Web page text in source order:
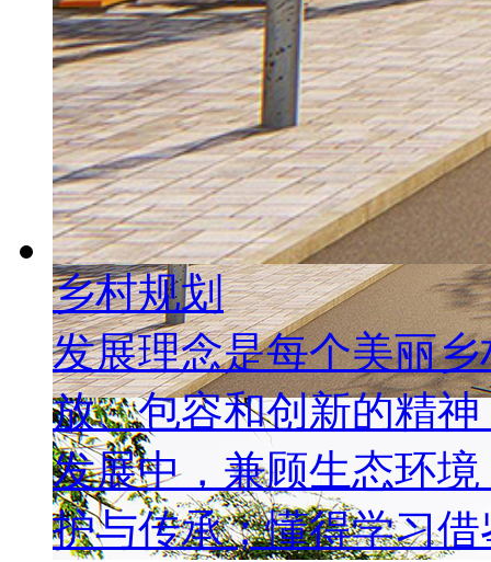
乡村规划
发展理念是每个美丽
放、包容和创新的精
发展中，兼顾生态环
护与传承；懂得学习